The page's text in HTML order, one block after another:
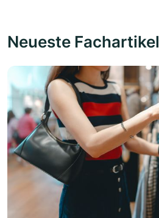
Neueste Fachartikel